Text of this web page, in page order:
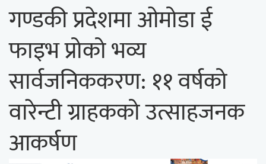
गण्डकी प्रदेशमा ओमोडा ई
फाइभ प्रोको भव्य
सार्वजनिककरण: ११ वर्षको
वारेन्टी ग्राहकको उत्साहजनक
आकर्षण